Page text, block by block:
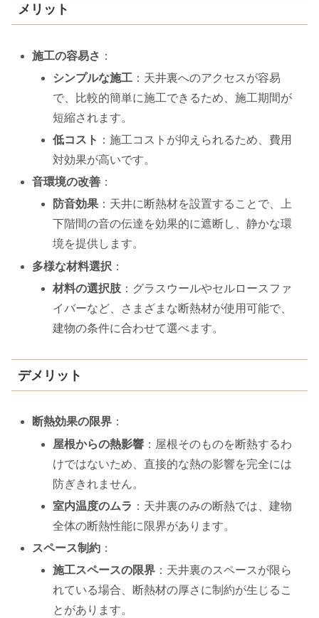
メリット
施工の容易さ ：
シンプルな施工 ：天井裏へのアクセスが容易
で、比較的簡単に施工できるため、施工期間が
短縮されます。
低コスト ：施工コストが抑えられるため、費用
対効果が高いです。
音環境の改善 ：
防音効果 ：天井に断熱材を設置することで、上
下階間の音の伝達を効果的に遮断し、静かな環
境を提供します。
多様な材料選択 ：
材料の選択肢 ：グラスウールやセルロースファ
イバーなど、さまざまな断熱材が使用可能で、
建物の条件に合わせて選べます。
デメリット
断熱効果の限界 ：
屋根からの熱影響 ：屋根そのものを断熱するわ
けではないため、直接的な熱の影響を完全には
防ぎきれません。
室内温度のムラ ：天井裏のみの断熱では、建物
全体の断熱性能に限界があります。
スペース制約 ：
施工スペースの限界 ：天井裏のスペースが限ら
れている場合、断熱材の厚さに制約が生じるこ
とがあります。